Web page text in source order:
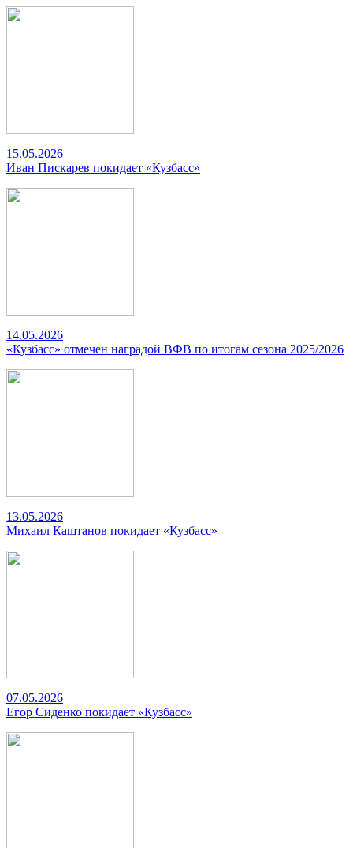
15.05.2026
Иван Пискарев покидает «Кузбасс»
14.05.2026
«Кузбасс» отмечен наградой ВФВ по итогам сезона 2025/2026
13.05.2026
Михаил Каштанов покидает «Кузбасс»
07.05.2026
Егор Сиденко покидает «Кузбасс»